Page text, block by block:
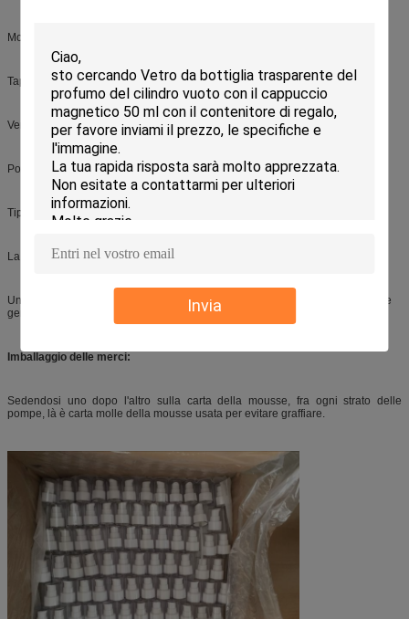
Invia
Molto piacevole usare
Tappo di protezione
Versioni del metallo e della plastica
Pompa adattata ai prodotti viscosi
Tipi differenti di ugelli
La grande compatibilità con tutta screma e lubrifica
Un singolo dosaggio 400 microliters per i prodotti che richiedono l'erogazione
generosa
Imballaggio delle merci:
Sedendosi uno dopo l'altro sulla carta della mousse, fra ogni strato delle
pompe, là è carta molle della mousse usata per evitare graffiare.